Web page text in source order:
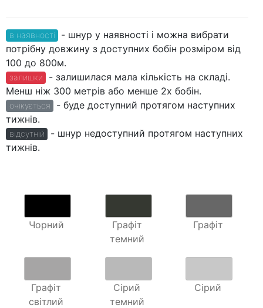
в наявності
- шнур у наявності і можна вибрати
потрібну довжину з доступних бобін розміром від
100 до 800м.
залишки
- залишилася мала кількість на складі.
Менш ніж 300 метрів або менше 2х бобін.
очікується
- буде доступний протягом наступних
тижнів.
відсутній
- шнур недоступний протягом наступних
тижнів.
Чорний
Графіт
темний
Графіт
Графіт
світлий
Сірий
темний
Сірий